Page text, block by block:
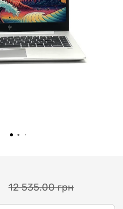
12 535.00 грн